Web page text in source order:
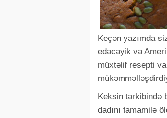
Keçən yazımda
edəcəyik və
müxtəlif resepti
Keksin tərkibində
dadını tamamilə